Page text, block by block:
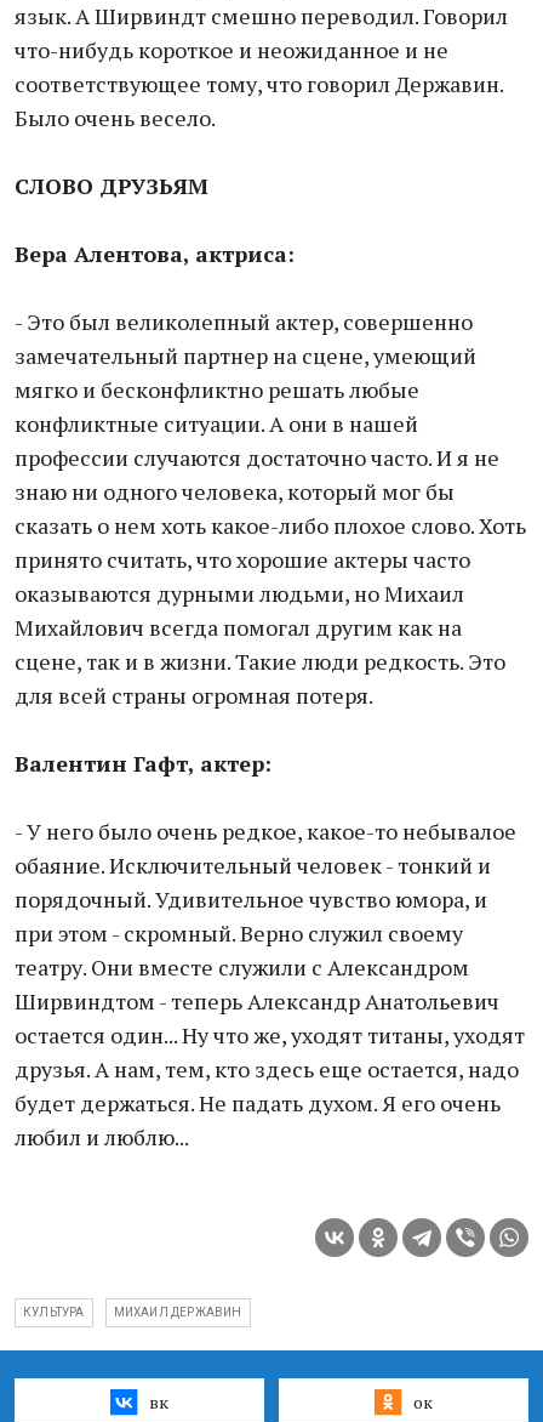
язык. А Ширвиндт смешно переводил. Говорил
что-нибудь короткое и неожиданное и не
соответствующее тому, что говорил Державин.
Было очень весело.
СЛОВО ДРУЗЬЯМ
Вера Алентова, актриса:
- Это был великолепный актер, совершенно
замечательный партнер на сцене, умеющий
мягко и бесконфликтно решать любые
конфликтные ситуации. А они в нашей
профессии случаются достаточно часто. И я не
знаю ни одного человека, который мог бы
сказать о нем хоть какое-либо плохое слово. Хоть
принято считать, что хорошие актеры часто
оказываются дурными людьми, но Михаил
Михайлович всегда помогал другим как на
сцене, так и в жизни. Такие люди редкость. Это
для всей страны огромная потеря.
Валентин Гафт, актер:
- У него было очень редкое, какое-то небывалое
обаяние. Исключительный человек - тонкий и
порядочный. Удивительное чувство юмора, и
при этом - скромный. Верно служил своему
театру. Они вместе служили с Александром
Ширвиндтом - теперь Александр Анатольевич
остается один... Ну что же, уходят титаны, уходят
друзья. А нам, тем, кто здесь еще остается, надо
будет держаться. Не падать духом. Я его очень
любил и люблю...
КУЛЬТУРА МИХАИЛ ДЕРЖАВИН
вк ок